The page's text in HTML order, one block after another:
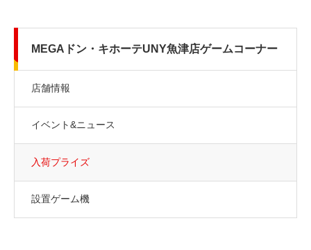
MEGAドン・キホーテUNY魚津店ゲームコーナー
店舗情報
イベント&ニュース
入荷プライズ
設置ゲーム機